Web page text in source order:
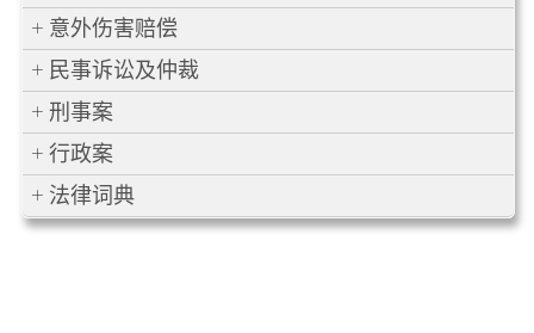
意外伤害赔偿
民事诉讼及仲裁
刑事案
行政案
法律词典